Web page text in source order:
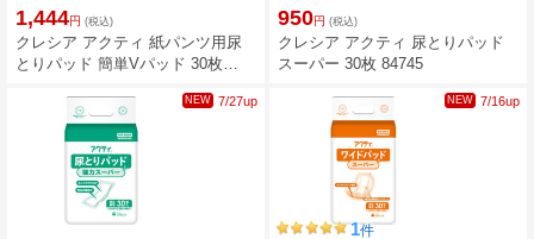
1,444円 (税込)
クレシア アクティ 紙パンツ用尿
とりパッド 簡単Vパッド 30枚
950円 (税込)
クレシア アクティ 尿とりパッド
スーパー 30枚 84745
NEW 7/27up NEW 7/16up
1件